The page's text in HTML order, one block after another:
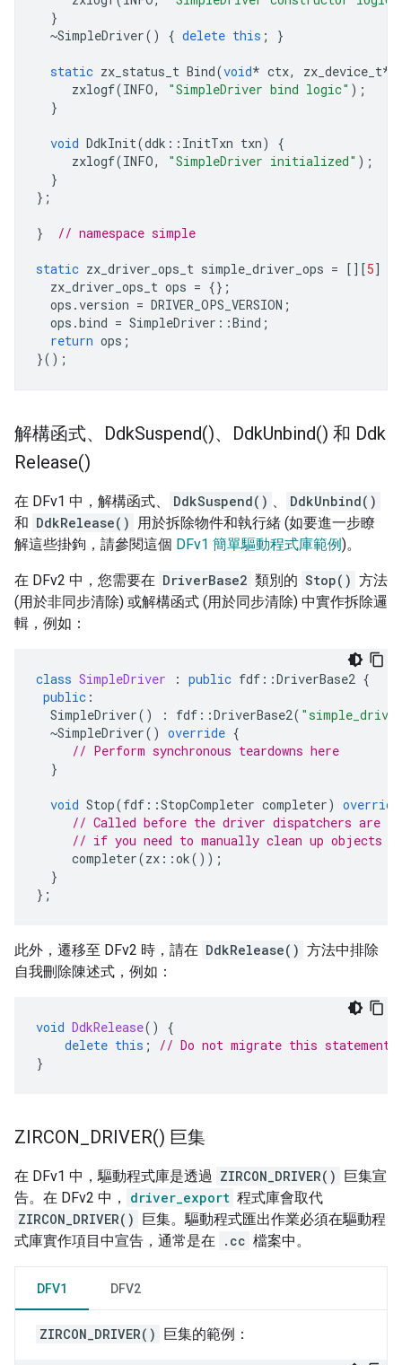
}
~SimpleDriver() { delete this ; }
static zx_status_t Bind(void* ctx, zx_device_t*
zxlogf(INFO, "SimpleDriver bind logic" );
}
void DdkInit(ddk :: InitTxn txn)
{
zxlogf(INFO, "SimpleDriver initialized" );
}
};
} // namespace simple
static zx_driver_ops_t simple_driver_ops = [][5]
zx_driver_ops_t ops = {};
ops .version = DRIVER_OPS_VERSION ;
ops .bind = SimpleDriver ::Bind ;
return ops ;
}();
解構函式、 DdkSuspend()、 DdkUnbind() 和 Ddk
Release()
在 DFv1 中，解構函式、 DdkSuspend() 、
DdkUnbind()
和 DdkRelease() 用於拆除物件和執行緒 (如要進一步瞭
解這些掛鉤，請參閱這個 DFv1 簡單驅動程式庫範例)。
在 DFv2 中，您需要在 DriverBase2 類別的 Stop() 方法
(用於非同步清除) 或解構函式 (用於同步清除) 中實作拆除邏
輯，例如：
class SimpleDriver : public fdf ::DriverBase2 {
public :
SimpleDriver() : fdf ::DriverBase2(
~SimpleDriver() override {
// Perform synchronous teardowns here
}
void Stop(fdf ::StopCompleter completer) override
// Called before the driver dispatchers are
// if you need to manually clean up objects
completer(zx ::ok());
}
};
此外，遷移至 DFv2 時，請在 DdkRelease() 方法中排除
自我刪除陳述式，例如：
void DdkRelease()
{
delete this ;
// Do not migrate this statement
}
ZIRCON_DRIVER() 巨集
在 DFv1 中，驅動程式庫是透過 ZIRCON_DRIVER() 巨集宣
告。在 DFv2 中，
driver_export 程式庫會取代
ZIRCON_DRIVER() 巨集。驅動程式匯出作業必須在驅動程
式庫實作項目中宣告，通常是在
.cc 檔案中。
DFV1 DFV2
ZIRCON_DRIVER() 巨集的範例：